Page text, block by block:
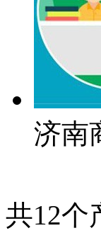
济南
共12个